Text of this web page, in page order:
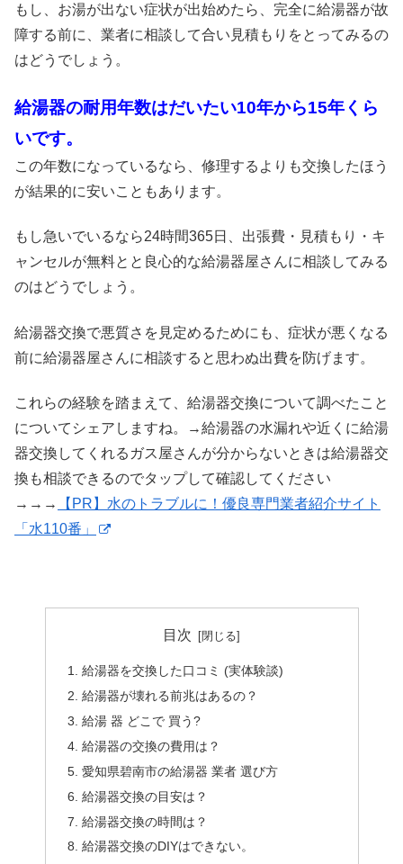
もし、お湯が出ない症状が出始めたら、完全に給湯器が故
障する前に、業者に相談して合い見積もりをとってみるの
はどうでしょう。
給湯器の耐用年数はだいたい10年から15年くら
いです。
この年数になっているなら、修理するよりも交換したほう
が結果的に安いこともあります。
もし急いでいるなら24時間365日、出張費・見積もり・キ
ャンセルが無料とと良心的な給湯器屋さんに相談してみる
のはどうでしょう。
給湯器交換で悪質さを見定めるためにも、症状が悪くなる
前に給湯器屋さんに相談すると思わぬ出費を防げます。
これらの経験を踏まえて、給湯器交換について調べたこと
についてシェアしますね。→給湯器の水漏れや近くに給湯
器交換してくれるガス屋さんが分からないときは給湯器交
換も相談できるのでタップして確認してください
→→→
【PR】水のトラブルに！優良専門業者紹介サイト
「水110番」
目次
給湯器を交換した口コミ (実体験談)
給湯器が壊れる前兆はあるの？
給湯 器 どこで 買う?
給湯器の交換の費用は？
愛知県碧南市の給湯器 業者 選び方
給湯器交換の目安は？
給湯器交換の時間は？
給湯器交換のDIYはできない。